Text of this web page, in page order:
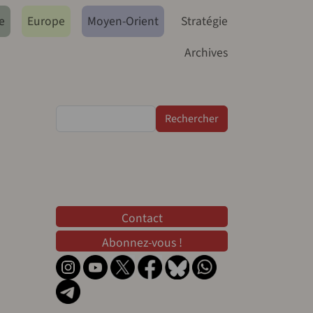
Europe Moyen-Orient
Stratégie
Archives
Contact
Abonnez-vous !